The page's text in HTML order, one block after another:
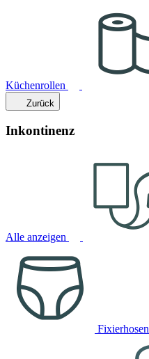
Küchenrollen
Zurück
Inkontinenz
Alle anzeigen
Fixierhosen